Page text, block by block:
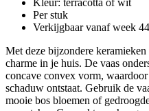
Per stuk
Verkijgbaar vanaf week 44
Met deze bijzondere
charme in je huis. De vaas
concave convex vorm,
schaduw ontstaat. Gebruik de
mooie bos bloemen of